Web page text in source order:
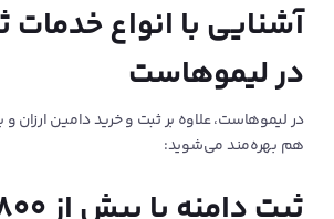
آشنایی با انواع خدمات
در لیموهاست
در لیموهاست، علاوه بر ثبت و خرید دامین ارزان و
هم بهره‌مند می‌شوید:
ثبت دامنه با بیش از 800 پسوند!